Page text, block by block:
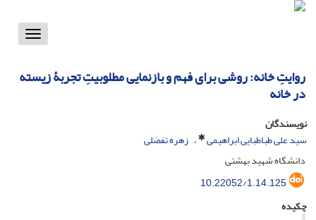
Toggle
روایتِ خانه: روشی برای فهم و بازنمایی مطلوبیتِ تجربۀ زیسته
در خانه
نویسندگان
سید علی طباطبایی ابراهیمی
زهره تفضلی
دانشگاه شهید بهشتی
10.22052/1.14.125
چکیده